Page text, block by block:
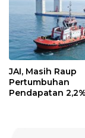
JAI, Masih Raup
Pertumbuhan
Pendapatan